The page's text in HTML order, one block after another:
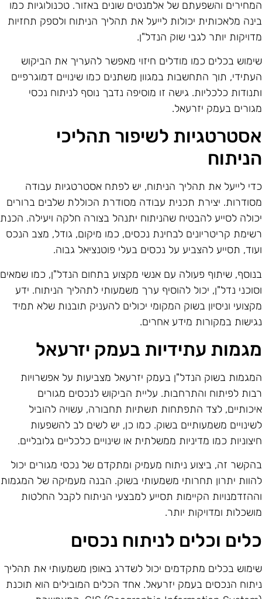
והשפעתם של אלמנטים שונים באזור. טכנולוגיות כמו
מלאכותית יכולות לייעל את תהליך הניתוח ולספק תחזיות
יותר לגבי שוק הנדל"ן.
בכלים כמו מודלים חיזוי מאפשר להעריך את הביקוש
תוך התחשבות במגוון משתנים כמו שינויים דמוגרפיים
כלכליות. גישה זו מוסיפה נדבך נוסף לניתוח נכסי
בעמק יזרעאל.
לשיפור תהליכי
לייעל את תהליך הניתוח, יש לפתח אסטרטגיות עבודה
יצירת תכנית עבודה מסודרת הכוללת שלבים ברורים
לסייע להבטיח שהניתוח יתנהל בצורה חלקה ויעילה. הכנת
קריטריונים לבחינת נכסים, כמו מיקום, גודל, מצב הנכס
תסייע להצביע על נכסים בעלי פוטנציאל גבוה.
שיתוף פעולה עם אנשי מקצוע בתחום הנדל"ן, כמו שמאים
נדל"ן, יכול להוסיף ערך משמעותי לתהליך הניתוח. ידע
וניסיון בשוק המקומי יכולים להעניק תובנות שלא תמיד
במקורות מידע אחרים.
עתידיות בעמק יזרעאל
בשוק הנדל"ן בעמק יזרעאל מצביעות על אפשרויות
לפיתוח והתרחבות. עליית הביקוש לנכסים מגורים
לצד התפתחות תשתיות תחבורה, עשויה להוביל
משמעותיים בשוק. כמו כן, יש לשים לב להשפעות
כמו מדיניות ממשלתית או שינויים כלכליים גלובליים.
זה, ביצוע ניתוח מעמיק ומתקדם של נכסי מגורים יכול
יתרון תחרותי משמעותי בשוק. הבנה מעמיקה של המגמות
הקיימות תסייע למבצעי הניתוח לקבל החלטות
ומדויקות יותר.
וכלים לניתוח נכסים
בכלים מתקדמים יכול לשדרג באופן משמעותי את תהליך
הנכסים בעמק יזרעאל. אחד הכלים המובילים הוא תוכנת